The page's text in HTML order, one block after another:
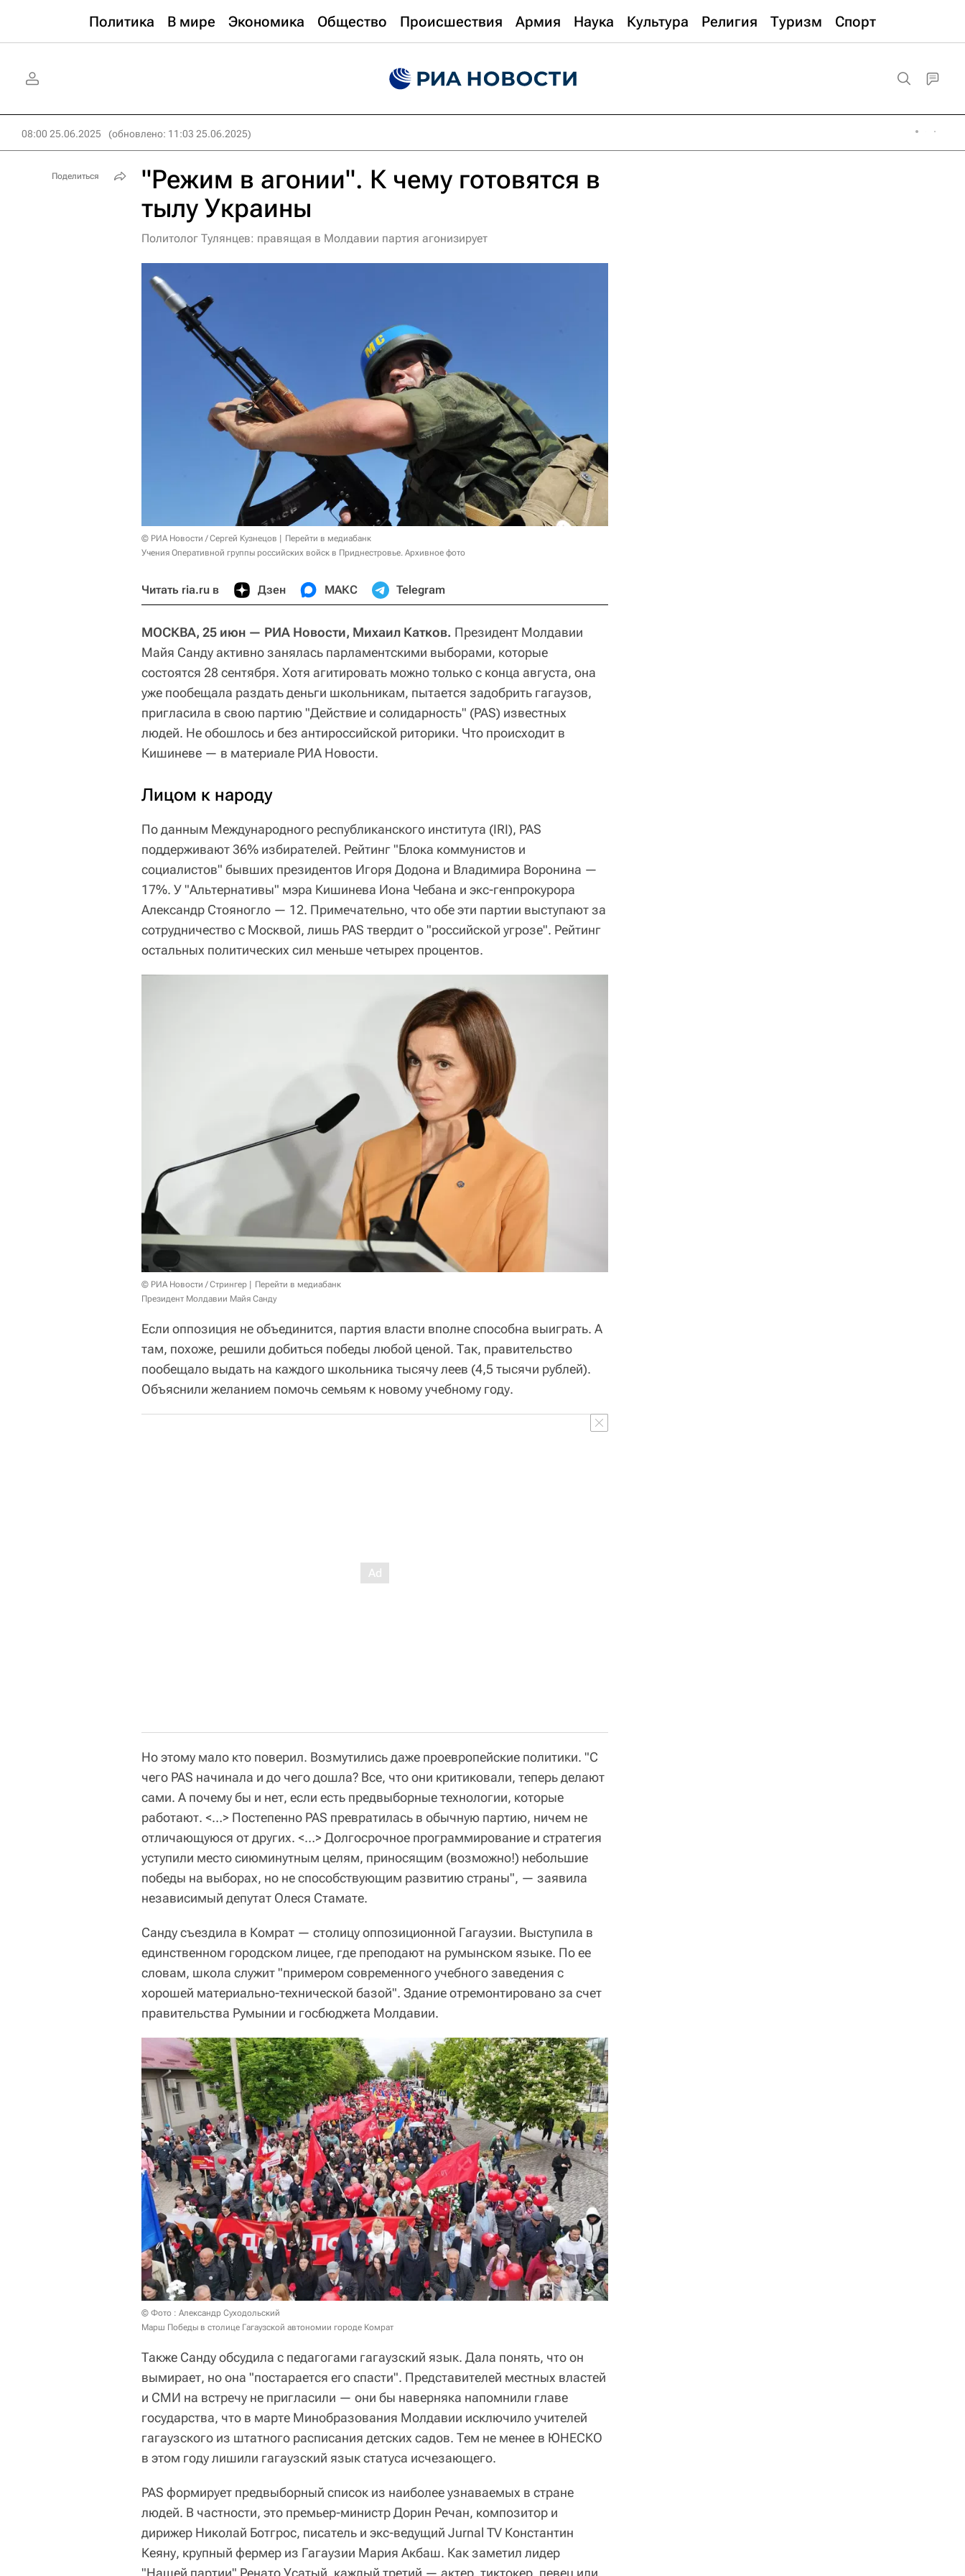
Политика В мире Экономика Общество Происшествия Армия Наука Культура Религия Туризм Спорт
08:00 25.06.2025 (обновлено: 11:03 25.06.2025)
"Режим в агонии". К чему готовятся в
тылу Украины
Политолог Тулянцев: правящая в Молдавии партия агонизирует
© РИА Новости / Сергей Кузнецов
Перейти в медиабанк
Учения Оперативной группы российских войск в Приднестровье. Архивное фото
Читать ria.ru в Дзен МАКС Telegram
МОСКВА, 25 июн — РИА Новости, Михаил Катков. Президент Молдавии
Майя Санду активно занялась парламентскими выборами, которые
состоятся 28 сентября. Хотя агитировать можно только с конца августа, она
уже пообещала раздать деньги школьникам, пытается задобрить гагаузов,
пригласила в свою партию "Действие и солидарность" (PAS) известных
людей. Не обошлось и без антироссийской риторики. Что происходит в
Кишиневе — в материале РИА Новости.
Лицом к народу
По данным Международного республиканского института (IRI), PAS
поддерживают 36% избирателей. Рейтинг "Блока коммунистов и
социалистов" бывших президентов Игоря Додона и Владимира Воронина —
17%. У "Альтернативы" мэра Кишинева Иона Чебана и экс-генпрокурора
Александр Стояногло — 12. Примечательно, что обе эти партии выступают за
сотрудничество с Москвой, лишь PAS твердит о "российской угрозе". Рейтинг
остальных политических сил меньше четырех процентов.
© РИА Новости / Стрингер
Перейти в медиабанк
Президент Молдавии Майя Санду
Если оппозиция не объединится, партия власти вполне способна выиграть. А
там, похоже, решили добиться победы любой ценой. Так, правительство
пообещало выдать на каждого школьника тысячу леев (4,5 тысячи рублей).
Объяснили желанием помочь семьям к новому учебному году.
Но этому мало кто поверил. Возмутились даже проевропейские политики. "С
чего PAS начинала и до чего дошла? Все, что они критиковали, теперь делают
сами. А почему бы и нет, если есть предвыборные технологии, которые
работают. <…> Постепенно PAS превратилась в обычную партию, ничем не
отличающуюся от других. <…> Долгосрочное программирование и стратегия
уступили место сиюминутным целям, приносящим (возможно!) небольшие
победы на выборах, но не способствующим развитию страны", — заявила
независимый депутат Олеся Стамате.
Санду съездила в Комрат — столицу оппозиционной Гагаузии. Выступила в
единственном городском лицее, где преподают на румынском языке. По ее
словам, школа служит "примером современного учебного заведения с
хорошей материально-технической базой". Здание отремонтировано за счет
правительства Румынии и госбюджета Молдавии.
© Фото : Александр Суходольский
Марш Победы в столице Гагаузской автономии городе Комрат
Также Санду обсудила с педагогами гагаузский язык. Дала понять, что он
вымирает, но она "постарается его спасти". Представителей местных властей
и СМИ на встречу не пригласили — они бы наверняка напомнили главе
государства, что в марте Минобразования Молдавии исключило учителей
гагаузского из штатного расписания детских садов. Тем не менее в ЮНЕСКО
в этом году лишили гагаузский язык статуса исчезающего.
PAS формирует предвыборный список из наиболее узнаваемых в стране
людей. В частности, это премьер-министр Дорин Речан, композитор и
дирижер Николай Ботгрос, писатель и экс-ведущий Jurnal TV Константин
Кеяну, крупный фермер из Гагаузии Мария Акбаш. Как заметил лидер
"Нашей партии" Ренато Усатый, каждый третий — актер, тиктокер, певец или
Поделиться